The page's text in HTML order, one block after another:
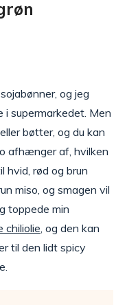
og jeg
i supermarkedet. Men
bøtter, og du kan
afhænger af, hvilken
hvid, rød og brun
miso, og smagen vil
toppede min
chiliolie, og den kan
til den lidt spicy